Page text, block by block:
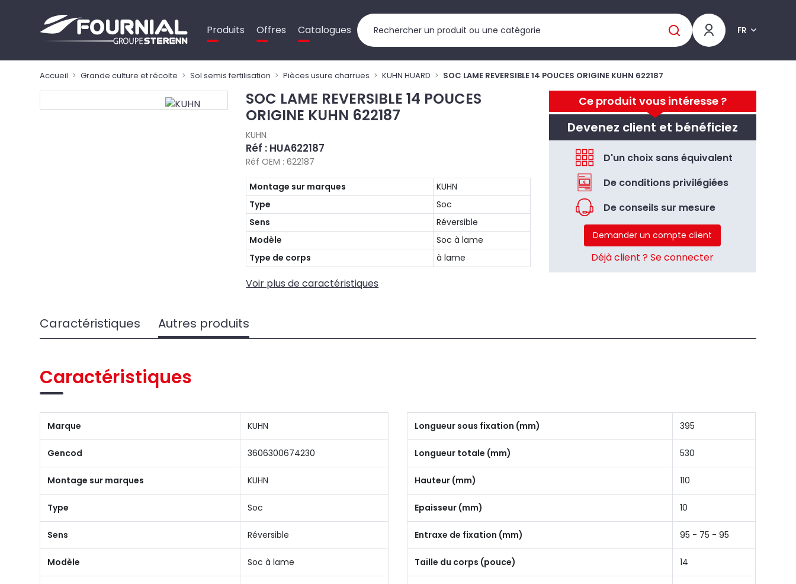
Produits Offres Catalogues FR
Accueil Grande culture et récolte Sol semis fertilisation Pièces usure charrues KUHN HUARD SOC LAME REVERSIBLE 14 POUCES ORIGINE KUHN 622187
Ce produit vous intéresse ?
Devenez client et bénéficiez
D'un choix sans équivalent
De conditions privilégiées
De conseils sur mesure
Demander un compte client
Déjà client ? Se connecter
SOC LAME REVERSIBLE 14 POUCES
ORIGINE KUHN 622187
KUHN
Réf : HUA622187
Réf OEM : 622187
Montage sur marques
KUHN
Type
Soc
Sens
Réversible
Modèle
Soc à lame
Type de corps
à lame
Voir plus de caractéristiques
Caractéristiques Autres produits
Caractéristiques
Marque KUHN
Gencod 3606300674230
Montage sur marques KUHN
Type Soc
Sens Réversible
Modèle Soc à lame
Longueur sous fixation (mm) 395
Longueur totale (mm) 530
Hauteur (mm) 110
Epaisseur (mm) 10
Entraxe de fixation (mm) 95 - 75 - 95
Taille du corps (pouce) 14